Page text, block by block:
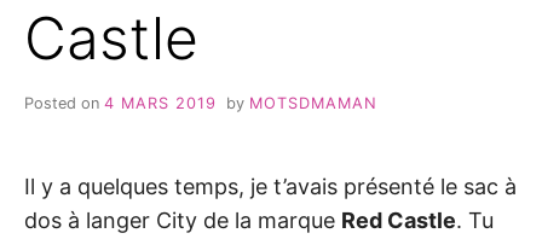
Castle
Posted on 4 MARS 2019 by MOTSDMAMAN
Il y a quelques temps, je t’avais présenté le sac à
dos à langer City de la marque Red Castle. Tu